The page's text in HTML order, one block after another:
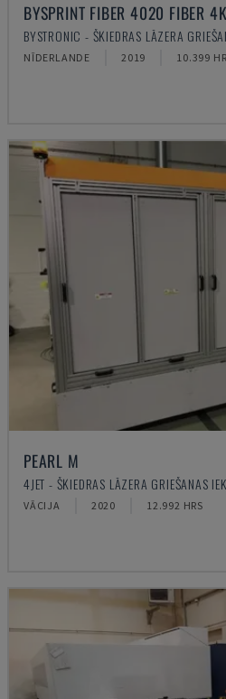
BYSPRINT FIBER 4020 FIBER
BYSTRONIC - ŠĶIEDRAS LĀZERA
NĪDERLANDE 2019 10.399
PEARL M
4JET - ŠĶIEDRAS LĀZERA GRIEŠANAS
VĀCIJA 2020 12.992 HRS